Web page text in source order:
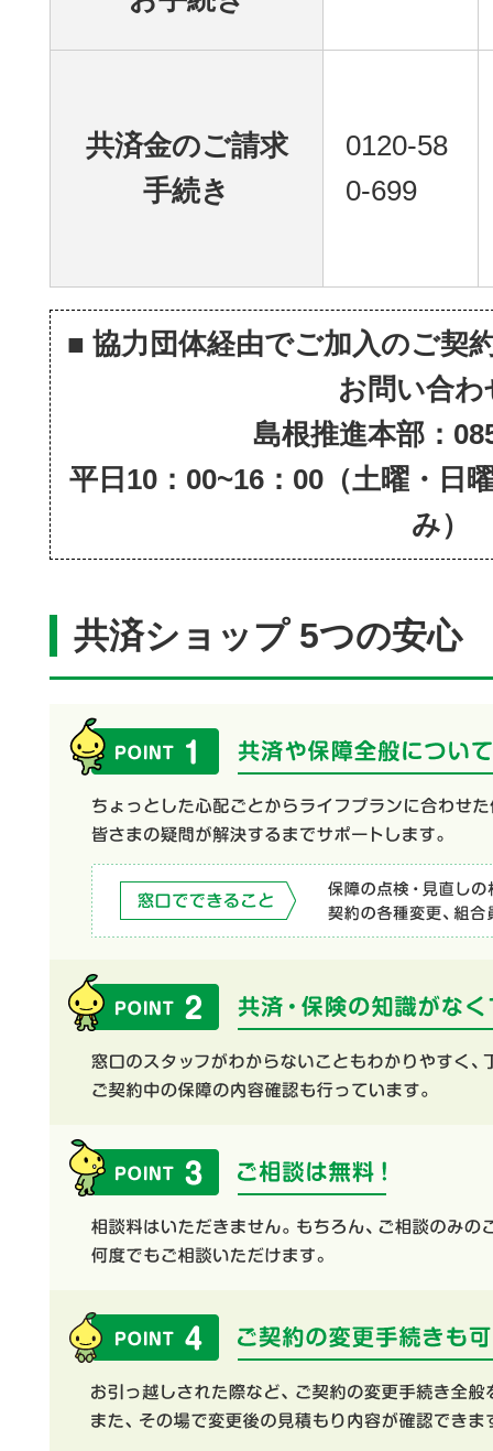
共済金のご請求
手続き
0120-58
0-699
■ 協力団体経由でご加入のご契
お問い合わ
島根推進本部：
平日10：00~16：00（土曜・日
み）
共済ショップ 5つの安心